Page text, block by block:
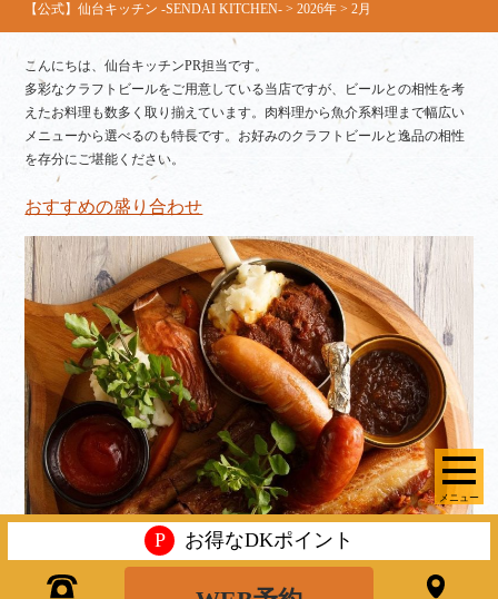
メニュー
【公式】仙台キッチン -SENDAI KITCHEN- >2026年 >2月
こんにちは、仙台キッチンPR担当です。
多彩なクラフトビールをご用意している当店ですが、ビールとの相性を考
えたお料理も数多く取り揃えています。肉料理から魚介系料理まで幅広い
メニューから選べるのも特長です。お好みのクラフトビールと逸品の相性
を存分にご堪能ください。
おすすめの盛り合わせ
P お得なDKポイント